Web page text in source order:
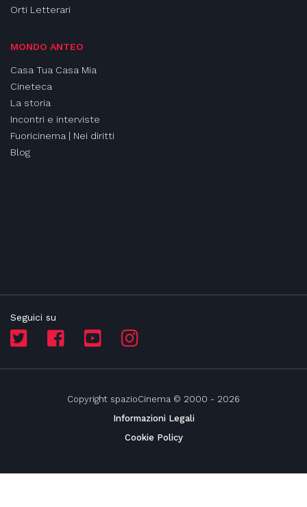
Orti Letterari
MONDO ANTEO
Casa Tua Casa Mia
Cineteca
La storia
Incontri e interviste
Fuoricinema | Nei diritti
Blog
Seguici su
Copyright spazioCinema © 2000 - 2026
Informazioni Legali
Cookie Policy